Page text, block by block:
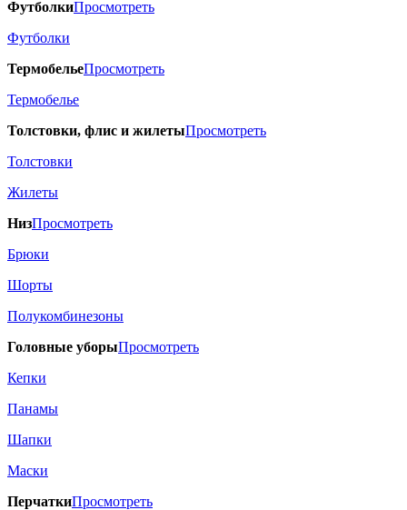
ФутболкиПросмотреть
Футболки
ТермобельеПросмотреть
Термобелье
Толстовки, флис и жилетыПросмотреть
Толстовки
Жилеты
НизПросмотреть
Брюки
Шорты
Полукомбинезоны
Головные уборыПросмотреть
Кепки
Панамы
Шапки
Маски
ПерчаткиПросмотреть